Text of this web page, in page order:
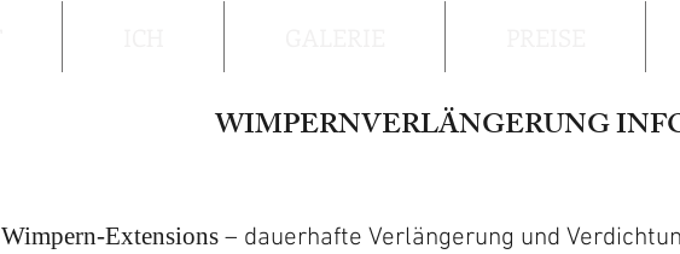
WIMPERNVERLÄNGERUNG
Wimpern-Extensions– dauerhafte Verlängerung und